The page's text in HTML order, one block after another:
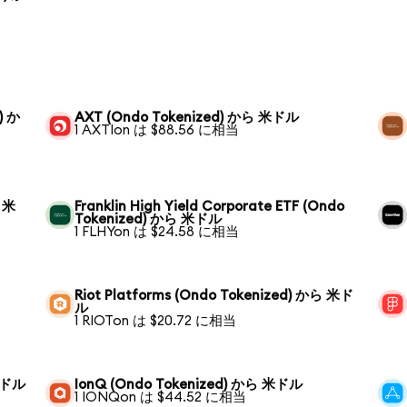
か
AXT (Ondo Tokenized) から 米ドル
1 AXTIon は $88.56 に相当
Franklin High Yield Corporate ETF (Ondo
Tokenized) から 米ドル
1 FLHYon は $24.58 に相当
Riot Platforms (Ondo Tokenized) から 米ド
ル
1 RIOTon は $20.72 に相当
ル
IonQ (Ondo Tokenized) から 米ドル
1 IONQon は $44.52 に相当